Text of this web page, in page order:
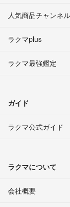
人気商品チャンネル
ラクマplus
ラクマ最強鑑定
ガイド
ラクマ公式ガイド
ラクマについて
会社概要